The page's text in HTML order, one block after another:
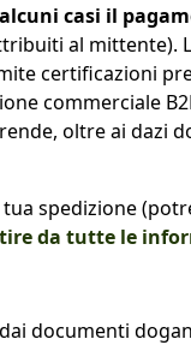
casi il
al mittente).
certificazioni
commerciale
oltre ai dazi
spedizione
da tutte le
documenti